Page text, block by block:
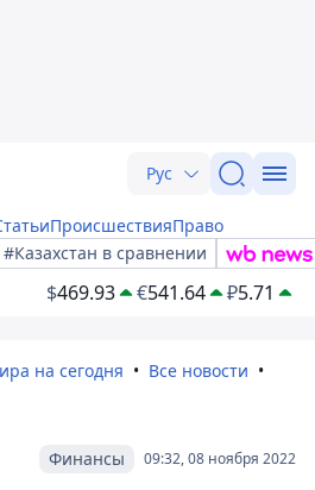
Рус
ПроисшествияПраво
#Казахстан в сравнении
$469.93 €541.64 ₽5.71
на сегодня
Все новости
09:32, 08 ноября 2022
Финансы